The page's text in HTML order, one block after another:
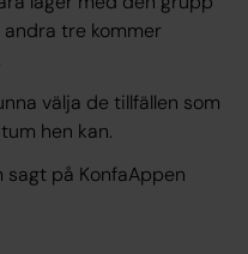
tre kommer
välja de tillfällen som
hen kan.
sagt på KonfaAppen